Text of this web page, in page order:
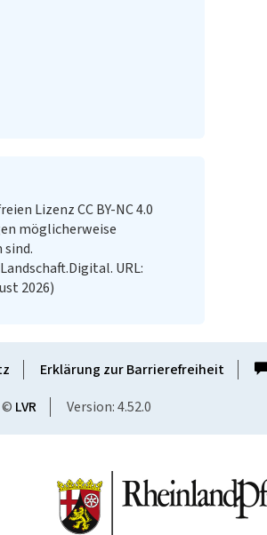
Lizenz CC BY-NC 4.0
möglicherweise
URL:
2026)
Erklärung zur Barrierefreiheit
© LVR Version: 4.52.0